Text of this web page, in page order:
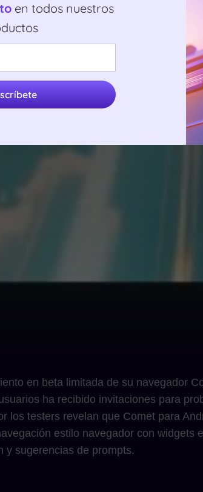
en beta limitada de su navegador
ha recibido invitaciones para
los testers revelan que Comet para
estilo navegador con widgets
y sugerencias de prompts.
en todos nuestros